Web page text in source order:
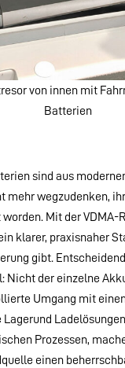
von innen mit
Batterien
sind aus
mehr wegzudenken,
Mit der VDMA-
klarer, praxisnaher
gibt.
Nicht der einzelne
Umgang mit
Prozessen,
einen